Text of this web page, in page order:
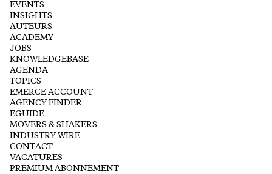
EVENTS
INSIGHTS
AUTEURS
ACADEMY
JOBS
KNOWLEDGEBASE
AGENDA
TOPICS
EMERCE ACCOUNT
AGENCY FINDER
EGUIDE
MOVERS & SHAKERS
INDUSTRY WIRE
CONTACT
VACATURES
PREMIUM ABONNEMENT